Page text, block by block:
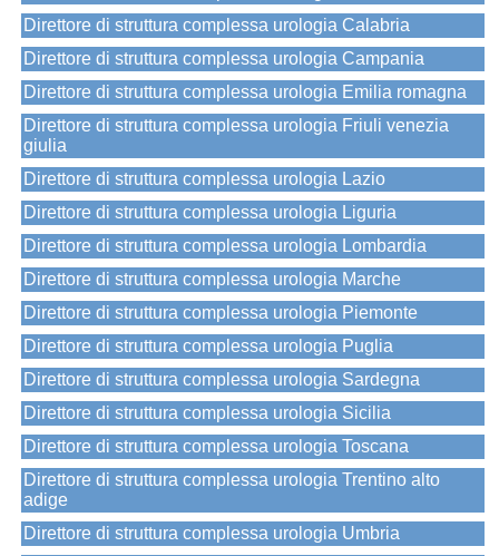
Direttore di struttura complessa urologia Calabria
Direttore di struttura complessa urologia Campania
Direttore di struttura complessa urologia Emilia romagna
Direttore di struttura complessa urologia Friuli venezia
giulia
Direttore di struttura complessa urologia Lazio
Direttore di struttura complessa urologia Liguria
Direttore di struttura complessa urologia Lombardia
Direttore di struttura complessa urologia Marche
Direttore di struttura complessa urologia Piemonte
Direttore di struttura complessa urologia Puglia
Direttore di struttura complessa urologia Sardegna
Direttore di struttura complessa urologia Sicilia
Direttore di struttura complessa urologia Toscana
Direttore di struttura complessa urologia Trentino alto
adige
Direttore di struttura complessa urologia Umbria